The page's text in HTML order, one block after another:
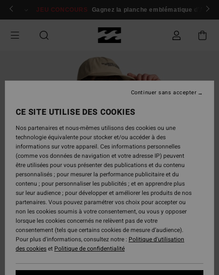
Passer
Se connecter / s'inscrire
JEU CONCOURS Gagnez la planche emblématique d'Andy
CE SITE UTILISE DES COOKIES
Nos partenaires et nous-mêmes utilisons des cookies ou une
technologie équivalente pour stocker et/ou accéder à des
informations sur votre appareil. Ces informations personnelles
(comme vos données de navigation et votre adresse IP) peuvent
être utilisées pour vous présenter des publications et du contenu
personnalisés ; pour mesurer la performance publicitaire et du
contenu ; pour personnaliser les publicités ; et en apprendre plus
sur leur audience ; pour développer et améliorer les produits de nos
partenaires. Vous pouvez paramétrer vos choix pour accepter ou
non les cookies soumis à votre consentement, ou vous y opposer
lorsque les cookies concernés ne relèvent pas de votre
consentement (tels que certains cookies de mesure d’audience).
Pour plus d'informations, consultez notre : Politique d'utilisation
des cookieset Politique de confidentialité
Continuer sans accepter